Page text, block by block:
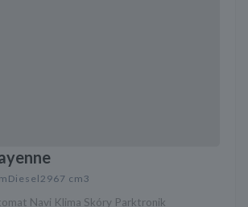
Diesel2967 cm3
Navi Klima Skóry Parktronik